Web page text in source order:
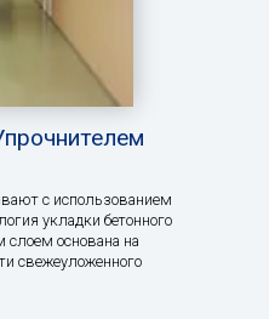
с использованием
укладки бетонного
основана на
свежеуложенного